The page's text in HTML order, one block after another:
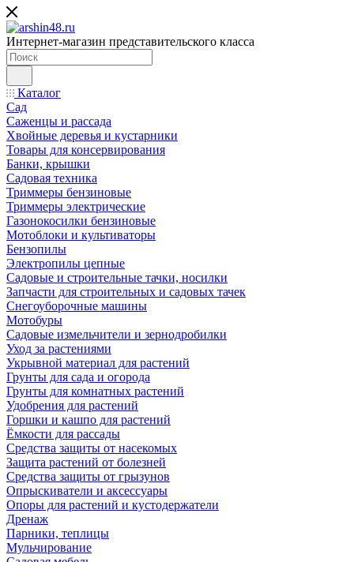
Интернет-магазин представительского класса
Каталог
Сад
Саженцы и рассада
Хвойные деревья и кустарники
Товары для консервирования
Банки, крышки
Садовая техника
Триммеры бензиновые
Триммеры электрические
Газонокосилки бензиновые
Мотоблоки и культиваторы
Бензопилы
Электропилы цепные
Садовые и строительные тачки, носилки
Запчасти для строительных и садовых тачек
Снегоуборочные машины
Мотобуры
Садовые измельчители и зернодробилки
Уход за растениями
Укрывной материал для растений
Грунты для сада и огорода
Грунты для комнатных растений
Удобрения для растений
Горшки и кашпо для растений
Ёмкости для рассады
Средства защиты от насекомых
Защита растений от болезней
Средства защиты от грызунов
Опрыскиватели и аксессуары
Опоры для растений и кустодержатели
Дренаж
Парники, теплицы
Мульчирование